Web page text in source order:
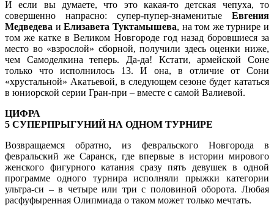
И если вы думаете, что это какая-то детская чепуха, то
совершенно напрасно: супер-пупер-знаменитые Евгения
Медведева иЕлизавета Туктамышева, на том же турнире и
том же катке в Великом Новгороде год назад боровшиеся за
место во «взрослой» сборной, получили здесь оценки ниже,
чем Самоделкина теперь. Да-да! Кстати, армейской Соне
только что исполнилось 13. И она, в отличие от Сони
«хрустальной» Акатьевой, в следующем сезоне будет кататься
в юниорской серии Гран-при – вместе с самой Валиевой.
ЦИФРА
5 СУПЕРПРЫГУНИЙ НА ОДНОМ ТУРНИРЕ
Возвращаемся обратно, из февральского Новгорода в
февральский же Саранск, где впервые в истории мирового
женского фигурного катания сразу пять девушек в одной
программе одного турнира исполняли прыжки категории
ультра-си – в четыре или три с половиной оборота. Любая
расфуфыренная Олипмиада о таком может только мечтать.